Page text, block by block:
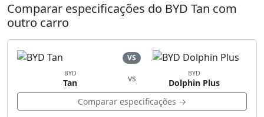
Comparar especificações do BYD Tan com
outro carro
VS
BYD
Tan vs BYD
Dolphin Plus
Comparar especificações →